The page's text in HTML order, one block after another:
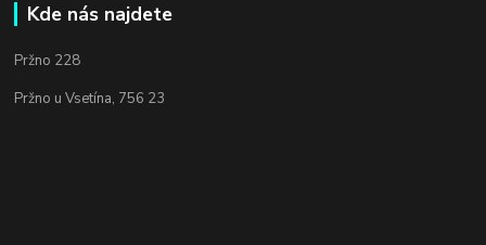
Kde nás najdete
Pržno 228
Pržno u Vsetína, 756 23